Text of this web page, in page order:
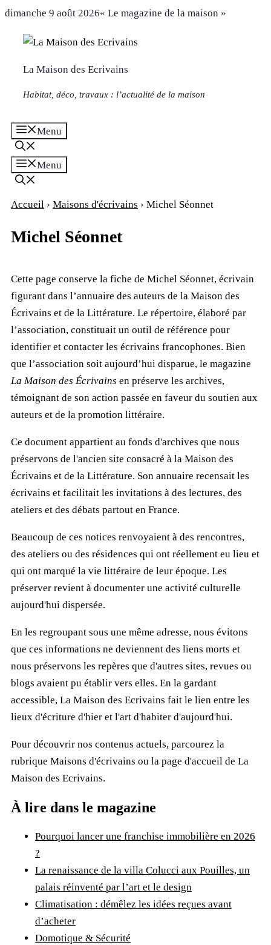
Aller
contenu
dimanche 9 août 2026« Le magazine de la maison »
La Maison des Ecrivains
Habitat, déco, travaux : l’actualité de la maison
Menu
Menu
Accueil › Maisons d'écrivains › Michel Séonnet
Michel Séonnet
Cette page conserve la fiche de Michel Séonnet, écrivain
figurant dans l’annuaire des auteurs de la Maison des
Écrivains et de la Littérature. Le répertoire, élaboré par
l’association, constituait un outil de référence pour
identifier et contacter les écrivains francophones. Bien
que l’association soit aujourd’hui disparue, le magazine
La Maison des Écrivains en préserve les archives,
témoignant de son action passée en faveur du soutien aux
auteurs et de la promotion littéraire.
Ce document appartient au fonds d'archives que nous
préservons de l'ancien site consacré à la Maison des
Écrivains et de la Littérature. Son annuaire recensait les
écrivains et facilitait les invitations à des lectures, des
ateliers et des débats partout en France.
Beaucoup de ces notices renvoyaient à des rencontres,
des ateliers ou des résidences qui ont réellement eu lieu et
qui ont marqué la vie littéraire de leur époque. Les
préserver revient à documenter une activité culturelle
aujourd'hui dispersée.
En les regroupant sous une même adresse, nous évitons
que ces informations ne deviennent des liens morts et
nous préservons les repères que d'autres sites, revues ou
blogs avaient pu établir vers elles. En la gardant
accessible, La Maison des Ecrivains fait le lien entre les
lieux d'écriture d'hier et l'art d'habiter d'aujourd'hui.
Pour découvrir nos contenus actuels, parcourez la
rubrique Maisons d'écrivains ou la page d'accueil de La
Maison des Ecrivains.
À lire dans le magazine
Pourquoi lancer une franchise immobilière en 2026
?
La renaissance de la villa Colucci aux Pouilles, un
palais réinventé par l’art et le design
Climatisation : démêlez les idées reçues avant
d’acheter
Domotique & Sécurité